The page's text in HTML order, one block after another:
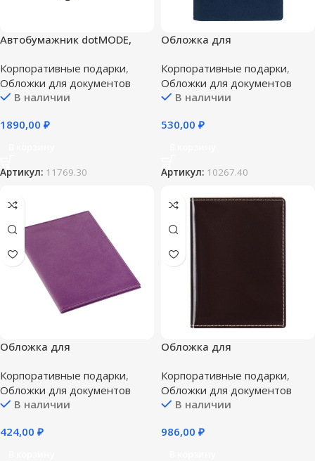
Автобумажник dotMODE,
Корпоративные подарки,
Обложки для документов
В наличии
1890,00 ₽
Артикул: 11769.30
Обложка для
синяя
Корпоративные подарки,
Обложки для документов
В наличии
530,00 ₽
Артикул: 10267.40
Обложка для
сиреневая
Корпоративные подарки,
Обложки для документов
В наличии
424,00 ₽
Обложка для
темно-коричневая
Корпоративные подарки,
Обложки для документов
В наличии
986,00 ₽